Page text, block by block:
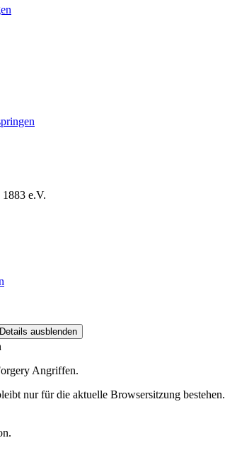
e.V.
Details ausblenden
Angriffen.
nur für die aktuelle Browsersitzung bestehen.